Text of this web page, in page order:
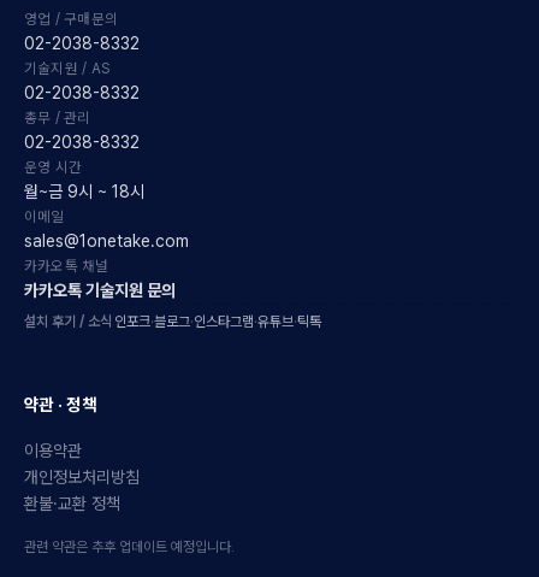
영업 / 구매문의
02-2038-8332
기술지원 / AS
02-2038-8332
총무 / 관리
02-2038-8332
운영 시간
월~금 9시 ~ 18시
이메일
sales@1onetake.com
카카오톡 채널
카카오톡 기술지원 문의
설치 후기 / 소식 인포크·블로그·인스타그램·유튜브·틱톡
약관 · 정책
이용약관
개인정보처리방침
환불·교환 정책
관련 약관은 추후 업데이트 예정입니다.